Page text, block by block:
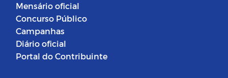
Mensário oficial
Concurso Público
Campanhas
Diário oficial
Portal do Contribuinte